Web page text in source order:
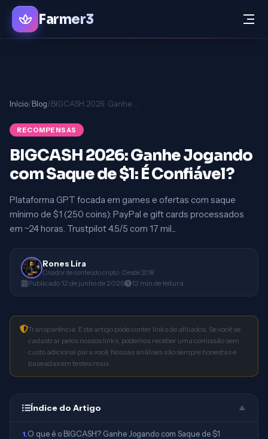
Farmer3
Início/Blog/
RECOMPENSAS
BIGCASH 2026: Ganhe Jogando
com Saque de $1: É Confiável?
Plataforma GPT focada em games e ofertas com saque
mínimo de $1 (250 coins): PayPal e gift cards processados
em ~24 horas. Trustpilot 4.5/5 com 17 mil...
Rones Lira
Criador de conteúdo cripto · Desde 2018
Publicado 12 de junho de 2026 12 min de leitura
Transparência: Este artigo pode conter links de afiliados. Se você se
cadastrar pelos nossos links, podemos receber uma comissão sem
custo adicional para você. Nossas análises são sempre honestas e
baseadas em testes reais.
Índice do Artigo ▲
1.O que é o BIGCASH? Ganhe Jogando com Saque de $1